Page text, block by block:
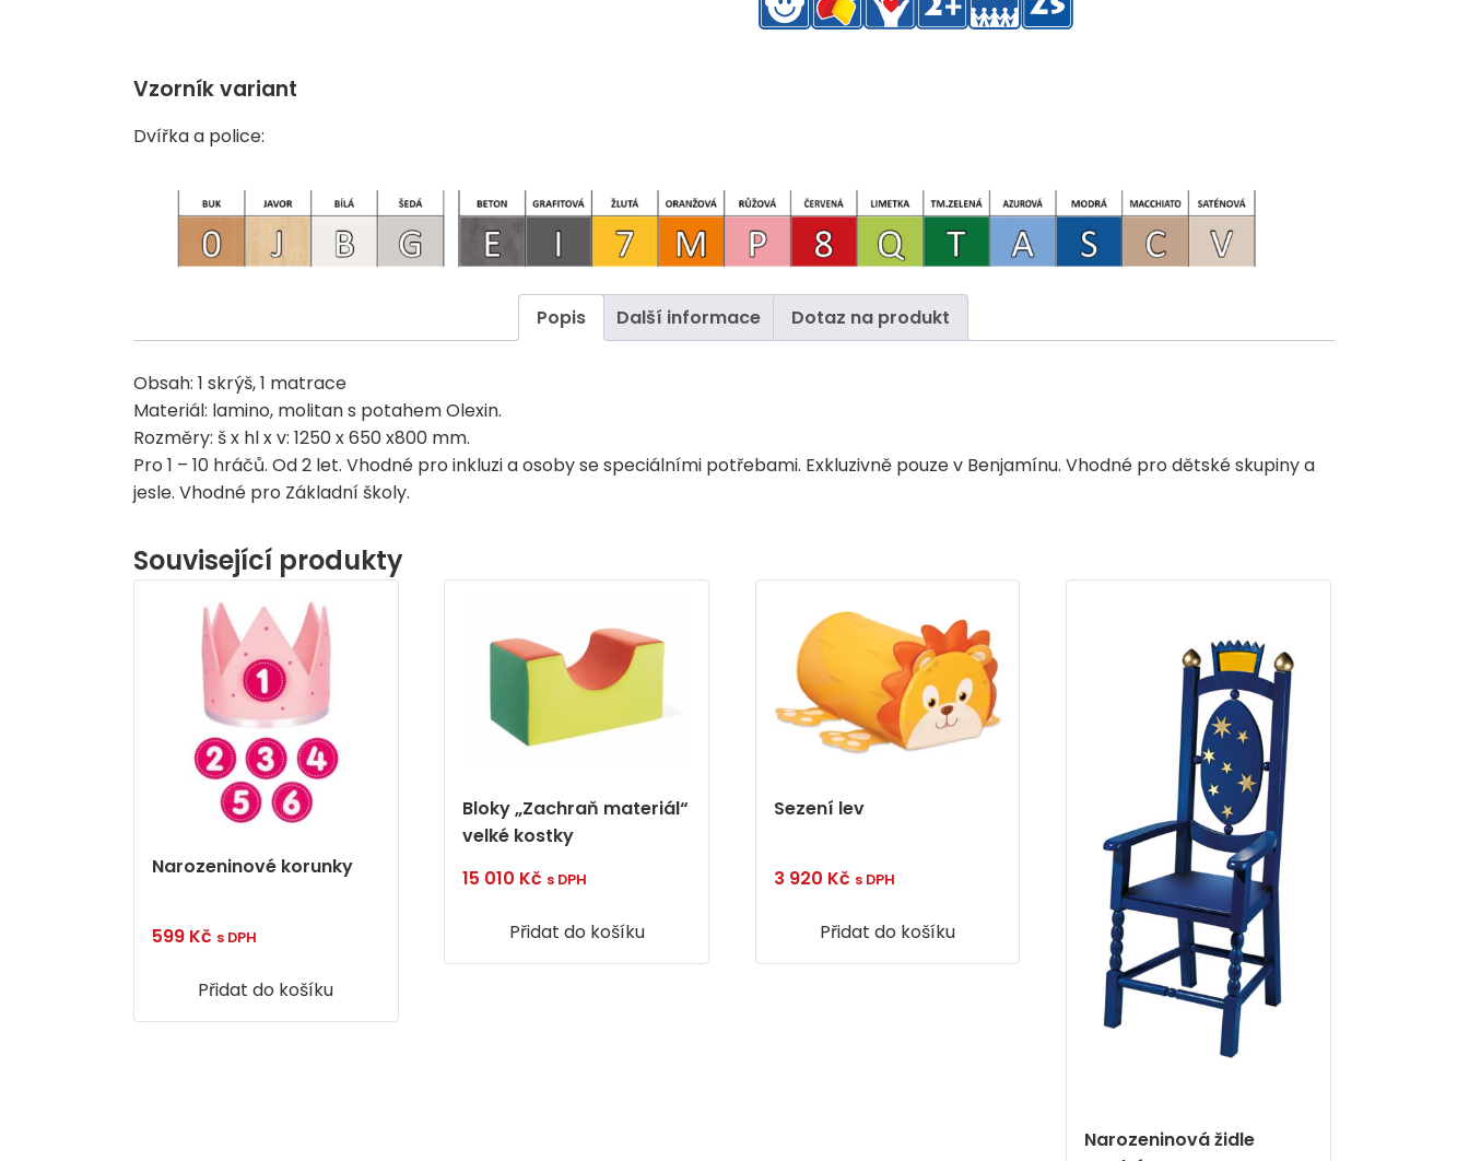
Vzorník variant
Dvířka a police:
Popis Další informace Dotaz na produkt
Obsah: 1 skrýš, 1 matrace
Materiál: lamino, molitan s potahem Olexin.
Rozměry: š x hl x v: 1250 x 650 x800 mm.
Pro 1 – 10 hráčů. Od 2 let. Vhodné pro inkluzi a osoby se speciálními potřebami. Exkluzivně pouze v Benjamínu. Vhodné pro dětské skupiny a
jesle. Vhodné pro Základní školy.
Související produkty
Narozeninové korunky
599 Kč s DPH
Přidat do košíku
Bloky „Zachraň materiál“
velké kostky
15 010 Kč s DPH
Přidat do košíku
Sezení lev
3 920 Kč s DPH
Přidat do košíku
Narozeninová židle